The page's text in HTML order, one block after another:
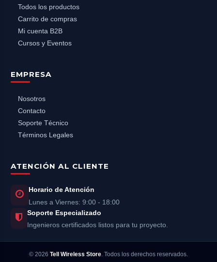
Todos los productos
Carrito de compras
Mi cuenta B2B
Cursos y Eventos
EMPRESA
Nosotros
Contacto
Soporte Técnico
Términos Legales
ATENCIÓN AL CLIENTE
Horario de Atención
Lunes a Viernes: 9:00 - 18:00
Soporte Especializado
Ingenieros certificados listos para tu proyecto.
© 2026 Tell Wireless Store. Todos los derechos reservados.